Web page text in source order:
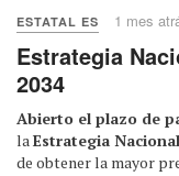
ESTATAL ES 1 mes
Estrategia
2034
Abierto el plazo de
laEstrategia
de obtener la mayor